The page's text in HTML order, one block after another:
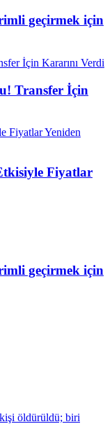
geçirmek için
Transfer İçin
Fiyatlar
geçirmek için